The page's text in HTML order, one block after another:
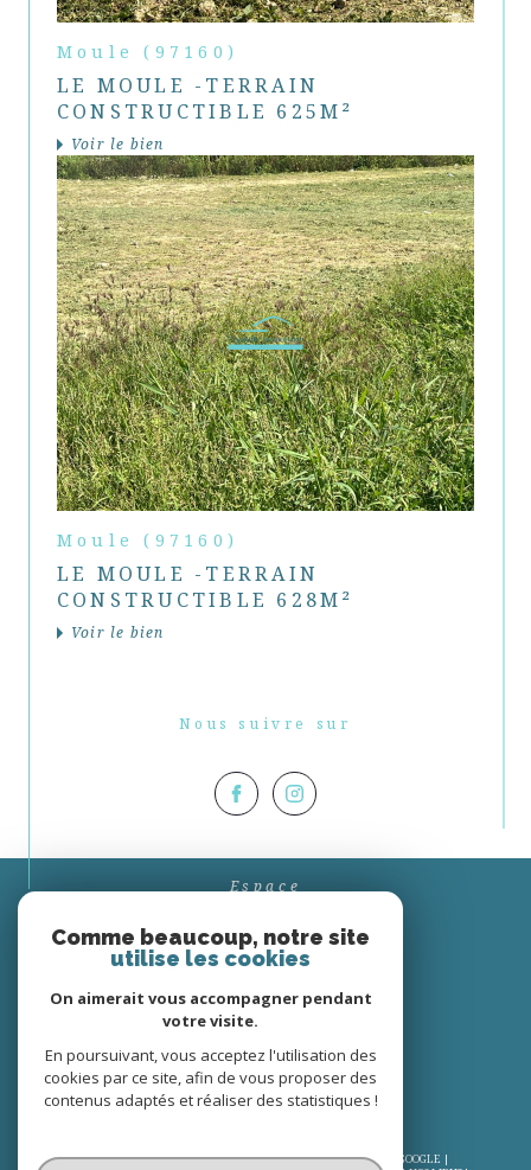
Moule (97160)
LE MOULE -TERRAIN
CONSTRUCTIBLE 625M²
Voir le bien
Moule (97160)
LE MOULE -TERRAIN
CONSTRUCTIBLE 628M²
Voir le bien
Nous suivre sur
Espace
Se connecter
© 2026 | TOUS DROITS RÉSERVÉS | TRADUCTION POWERED BY GOOGLE |
Comme beaucoup, notre site
utilise les cookies
On aimerait vous accompagner pendant
votre visite.
En poursuivant, vous acceptez l'utilisation des
cookies par ce site, afin de vous proposer des
contenus adaptés et réaliser des statistiques !